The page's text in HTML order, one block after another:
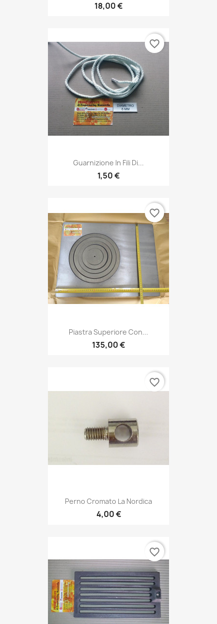
18,00 €
Guarnizione In Fili Di...
1,50 €
favorite_border
Piastra Superiore Con...
135,00 €
favorite_border
Perno Cromato La Nordica
4,00 €
favorite_border
favorite_border